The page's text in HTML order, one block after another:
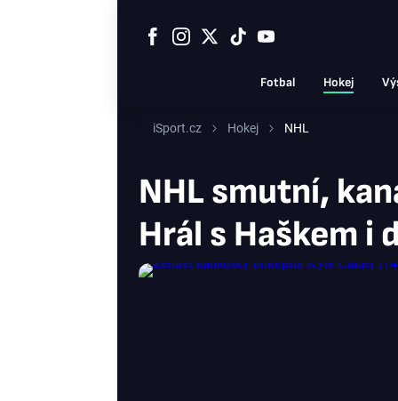
Fotbal Hokej
iSport.cz Hokej NHL
NHL smutní,
Hrál s Haškem i